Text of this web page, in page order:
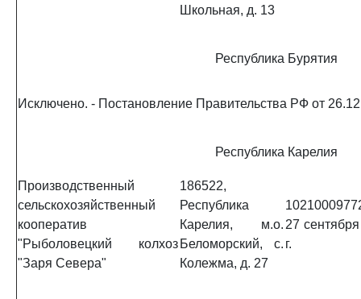
Школьная, д. 13
Республика Бурятия
Исключено. - Постановление Правительства РФ от
Республика Карелия
Производственный
сельскохозяйственный
кооператив
"Рыболовецкий колхоз
"Заря Севера"
186522,
Республика
Карелия, м.о.
Беломорский, с.
Колежма, д. 27
27
г.